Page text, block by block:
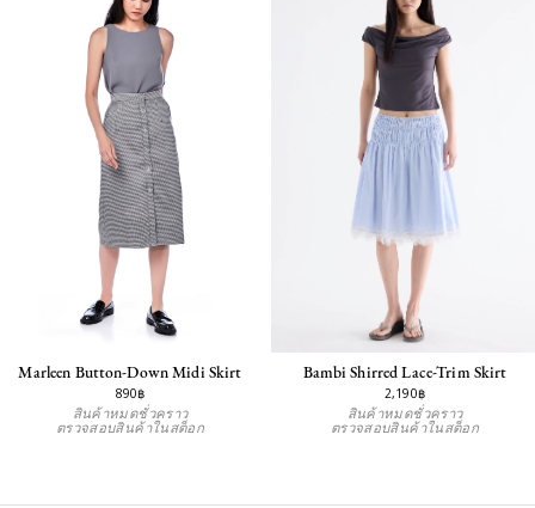
Marleen Button-Down Midi Skirt
890฿
สินค้าหมดชั่วคราว
ตรวจสอบสินค้าในสต็อก
Bambi Shirred Lace-Trim Skirt
2,190฿
สินค้าหมดชั่วคราว
ตรวจสอบสินค้าในสต็อก